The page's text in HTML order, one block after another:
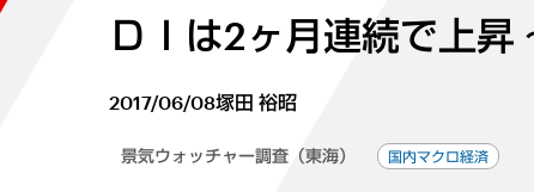
ＤＩは2ヶ月連続で上昇
2017/06/08塚田 裕昭
景気ウォッチャー調査（東海） 国内マクロ経済